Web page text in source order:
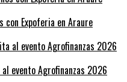
con Expoferia en Araure
evento Agrofinanzas 2026